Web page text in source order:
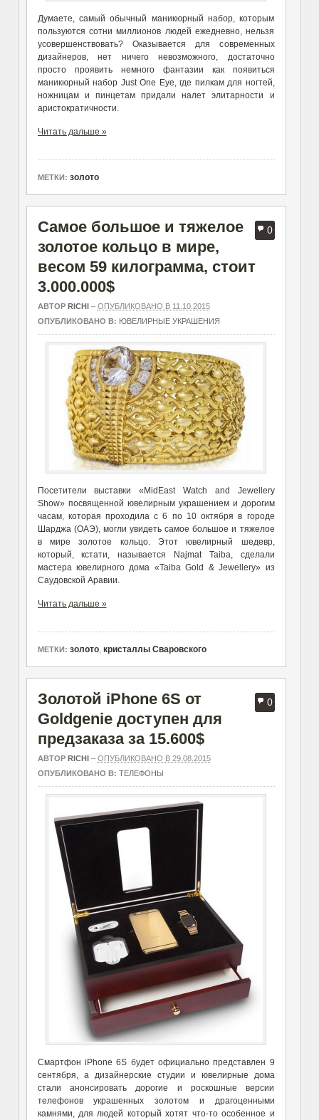
Думаете, самый обычный маникюрный набор, которым
пользуются сотни миллионов людей ежедневно, нельзя
усовершенствовать? Оказывается для современных
дизайнеров, нет ничего невозможного, достаточно
просто проявить немного фантазии как появиться
маникюрный набор Just One Eye, где пилкам для ногтей,
ножницам и пинцетам придали налет элитарности и
аристократичности.
Читать дальше »
МЕТКИ: золото
0
Самое большое и тяжелое
золотое кольцо в мире,
весом 59 килограмма, стоит
3.000.000$
АВТОР RICHI– ОПУБЛИКОВАНО В 11.10.2015
ОПУБЛИКОВАНО В: ЮВЕЛИРНЫЕ УКРАШЕНИЯ
Посетители выставки «MidEast Watch and Jewellery
Show» посвященной ювелирным украшением и дорогим
часам, которая проходила с 6 по 10 октября в городе
Шарджа (ОАЭ), могли увидеть самое большое и тяжелое
в мире золотое кольцо. Этот ювелирный шедевр,
который, кстати, называется Najmat Taiba, сделали
мастера ювелирного дома «Taiba Gold & Jewellery» из
Саудовской Аравии.
Читать дальше »
МЕТКИ: золото, кристаллы Сваровского
0
Золотой iPhone 6S от
Goldgenie доступен для
предзаказа за 15.600$
АВТОР RICHI– ОПУБЛИКОВАНО В 29.08.2015
ОПУБЛИКОВАНО В: ТЕЛЕФОНЫ
Смартфон iPhone 6S будет официально представлен 9
сентября, а дизайнерские студии и ювелирные дома
стали анонсировать дорогие и роскошные версии
телефонов украшенных золотом и драгоценными
камнями, для людей который хотят что-то особенное и